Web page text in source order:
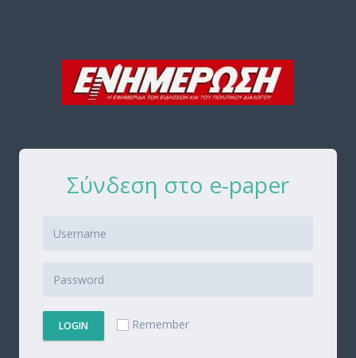
Σύνδεση στο e-paper
LOGIN Remember